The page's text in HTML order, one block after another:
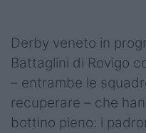
Derby veneto in
Battaglini di Rovigo
– entrambe le
recuperare – che
bottino pieno: i